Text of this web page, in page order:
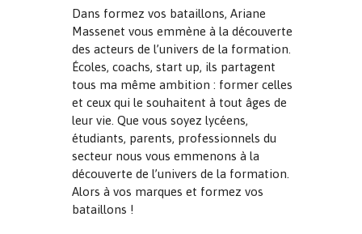
Dans formez vos bataillons, Ariane
Massenet vous emmène à la découverte
des acteurs de l’univers de la formation.
Écoles, coachs, start up, ils partagent
tous ma même ambition : former celles
et ceux qui le souhaitent à tout âges de
leur vie. Que vous soyez lycéens,
étudiants, parents, professionnels du
secteur nous vous emmenons à la
découverte de l’univers de la formation.
Alors à vos marques et formez vos
bataillons !